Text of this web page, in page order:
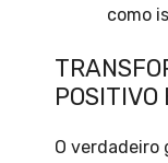
como
POSITIVO
O verdadeiro